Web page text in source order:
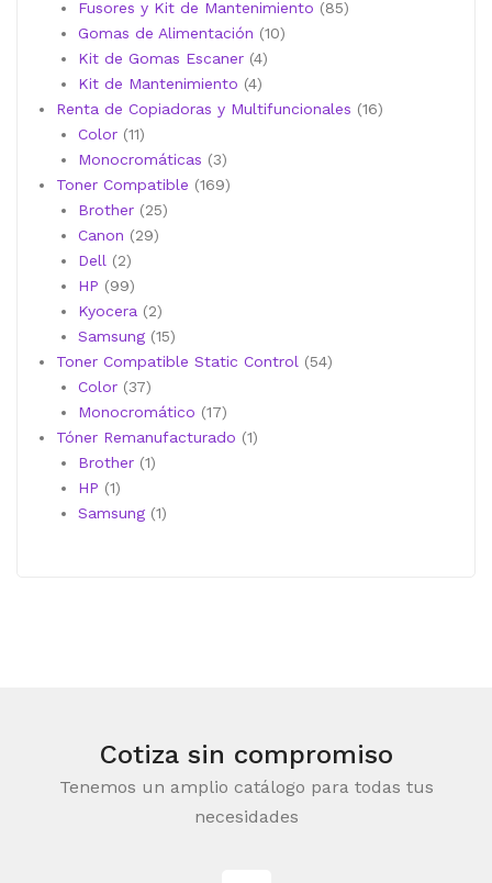
productos
Fusores y Kit de Mantenimiento 8585
Gomas de Alimentación 1010
Kit de Gomas Escaner 44
Kit de Mantenimiento 44
productos
Renta de Copiadoras y Multifuncionales 1616
Color 1111
productos
Monocromáticas 33
productos
Toner Compatible 169169
Brother 2525
Canon 2929
Dell 22
productos
HP 9999
productos
Kyocera 22
productos
Samsung 1515
productos
Toner Compatible Static Control 5454
Color 3737
productos
Monocromático 1717
productos
Tóner Remanufacturado 11
Brother 11
HP 11
producto
Samsung 11
Cotiza sin compromiso
Tenemos un amplio catálogo para todas tus
necesidades